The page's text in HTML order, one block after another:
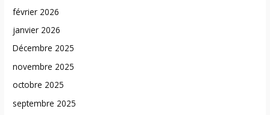
février 2026
janvier 2026
Décembre 2025
novembre 2025
octobre 2025
septembre 2025